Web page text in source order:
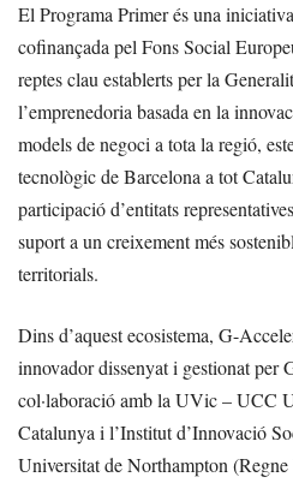
El Programa Primer és una
cofinançada pel Fons Social
reptes clau establerts per la
l’emprenedoria basada en la
models de negoci a tota la regió,
tecnològic de Barcelona a tot
participació d’entitats
suport a un creixement més
territorials.
Dins d’aquest ecosistema, G-
innovador dissenyat i gestionat per
col·laboració amb la UVic – UCC
Catalunya i l’Institut d’Innovació
Universitat de Northampton